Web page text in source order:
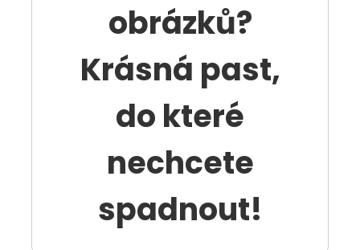
obrázků?
Krásná past,
do které
nechcete
spadnout!